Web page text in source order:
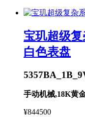
宝玑超级
白色表盘
手动机械,18K黄
¥844500